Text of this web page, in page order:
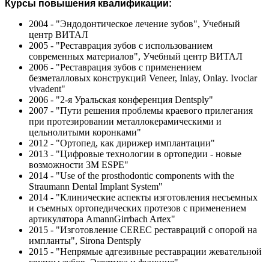
Курсы повышения квалификации:
2004 - "Эндодонтическое лечение зубов", Учебный
центр ВИТАЛ
2005 - "Реставрация зубов с использованием
современных материалов", Учебный центр ВИТАЛ
2006 - "Реставрация зубов с применением
безметалловых конструкций Veneer, Inlay, Onlay. Ivoclar
vivadent"
2006 - "2-я Уральская конференция Dentsply"
2007 - "Пути решения проблемы краевого прилегания
при протезировании металлокерамическими и
цельнолитыми коронками"
2012 - "Ортопед, как дирижер имплантации"
2013 - "Цифровые технологии в ортопедии - новые
возможности 3M ESPE"
2014 - "Use of the prosthodontic components with the
Straumann Dental Implant System"
2014 - "Клинические аспекты изготовления несъемных
и съемных ортопедических протезов с применением
артикулятора AmannGirrbach Artex"
2015 - "Изготовление CEREC реставраций с опорой на
импланты", Sirona Dentsply
2015 - "Непрямые адгезивные реставрации жевательной